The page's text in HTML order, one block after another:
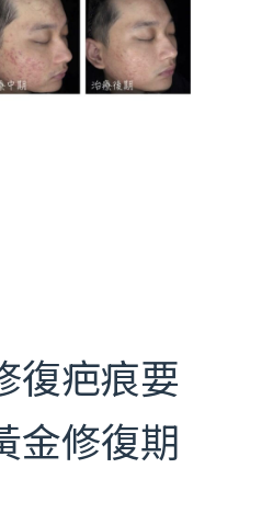
復疤痕要
金修復期